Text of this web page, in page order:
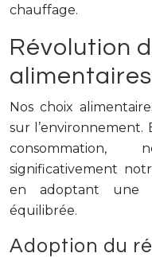
chauffage.
Révolution
Nos choix
sur l’environnement.
significativement
en adoptant une
équilibrée.
Adoption du